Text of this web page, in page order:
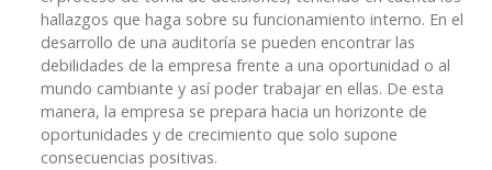
hallazgos que haga sobre su funcionamiento interno. En el
desarrollo de una auditoría se pueden encontrar las
debilidades de la empresa frente a una oportunidad o al
mundo cambiante y así poder trabajar en ellas. De esta
manera, la empresa se prepara hacia un horizonte de
oportunidades y de crecimiento que solo supone
consecuencias positivas.